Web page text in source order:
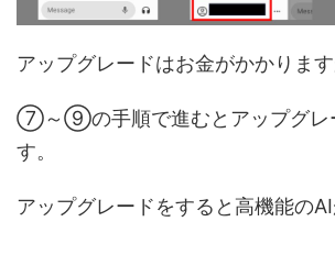
アップグレードはお金がかかります
⑦～⑨の手順で進むとアップグレ
す。
アップグレードをすると高機能のAI